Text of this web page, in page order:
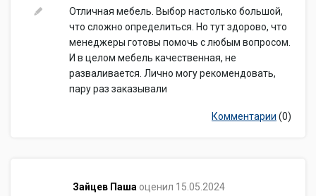
Отличная мебель. Выбор настолько большой,
что сложно определиться. Но тут здорово, что
менеджеры готовы помочь с любым вопросом.
И в целом мебель качественная, не
разваливается. Лично могу рекомендовать,
пару раз заказывали
Комментарии (0)
​Зайцев Паша оценил 15.05.2024